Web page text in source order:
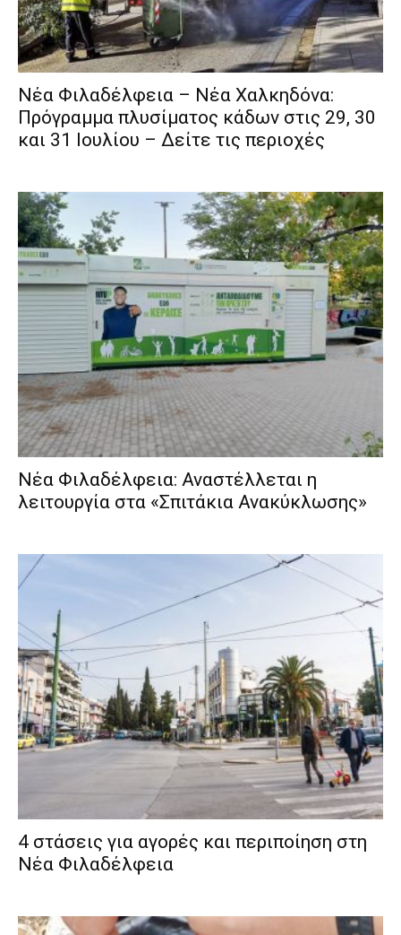
Νέα Φιλαδέλφεια – Νέα Χαλκηδόνα:
Πρόγραμμα πλυσίματος κάδων στις 29, 30
και 31 Ιουλίου – Δείτε τις περιοχές
Νέα Φιλαδέλφεια: Αναστέλλεται η
λειτουργία στα «Σπιτάκια Ανακύκλωσης»
4 στάσεις για αγορές και περιποίηση στη
Νέα Φιλαδέλφεια